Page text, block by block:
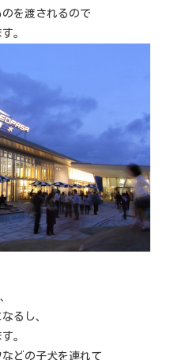
を渡されるので
。
るし、
。
どの子犬を連れて